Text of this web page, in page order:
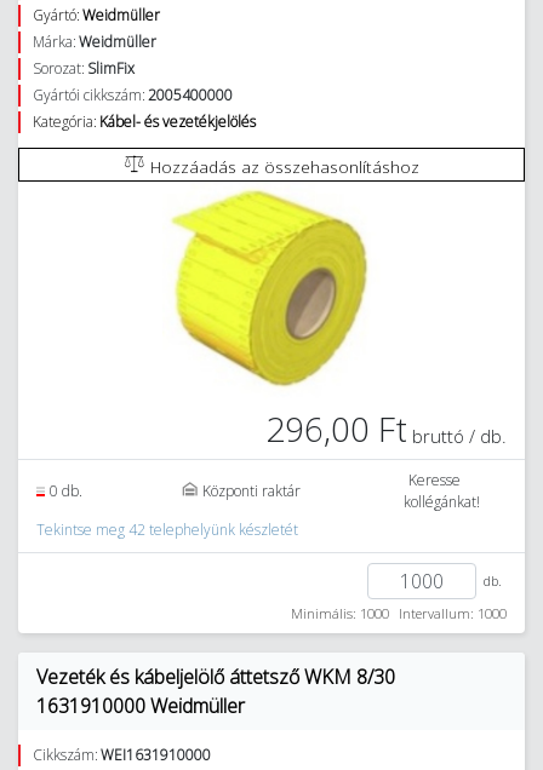
Gyártó:Weidmüller
Márka:Weidmüller
Sorozat: SlimFix
Gyártói cikkszám:2005400000
Kategória: Kábel- és vezetékjelölés
Hozzáadás az összehasonlításhoz
296,00 Ft bruttó / db.
0 db. Központi raktár
Keresse
kollégánkat!
Tekintse meg 42 telephelyünk készletét
db.
Minimális: 1000 Intervallum: 1000
Vezeték és kábeljelölő áttetsző WKM 8/30
1631910000 Weidmüller
Cikkszám:WEI1631910000